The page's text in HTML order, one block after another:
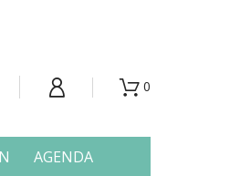
  0
AGENDA